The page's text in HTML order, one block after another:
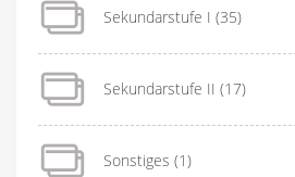
Sekundarstufe I (35)
Sekundarstufe II (17)
Sonstiges (1)